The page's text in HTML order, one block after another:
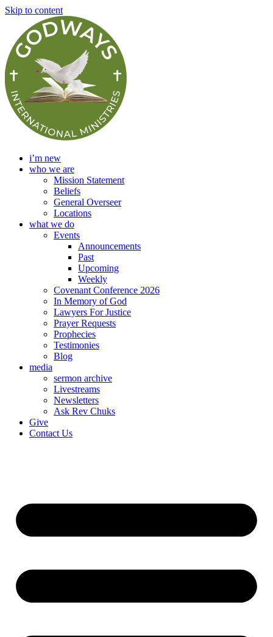
Skip to content
i’m new
who we are
Mission Statement
Beliefs
General Overseer
Locations
what we do
Events
Announcements
Past
Upcoming
Weekly
Covenant Conference 2026
In Memory of God
Lawyers For Justice
Prayer Requests
Prophecies
Testimonies
Blog
media
sermon archive
Livestreams
Newsletters
Ask Rev Chuks
Give
Contact Us